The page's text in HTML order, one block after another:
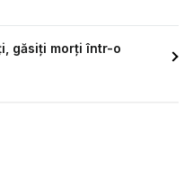
găsiți morți într-o